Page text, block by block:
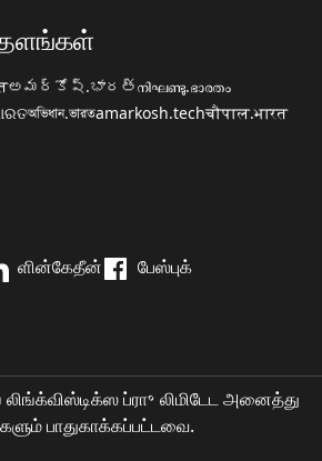
అమర్కోష్.భారత్നിഘണ്ടു.ഭാരതം
অভিধান.ভারতamarkosh.techचौपाल.भारत
ளின்கேதீன்
பேஸ்புக்
ப்ரா॰ லிமிடேட அனைத்து
பாதுகாக்கப்பட்டவை.